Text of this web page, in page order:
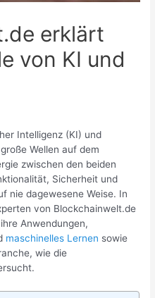
erklärt
von KI und
Intelligenz (KI) und
Wellen auf dem
zwischen den beiden
Sicherheit und
nie dagewesene Weise. In
von Blockchainwelt.de
Anwendungen,
maschinelles Lernen sowie
wie die